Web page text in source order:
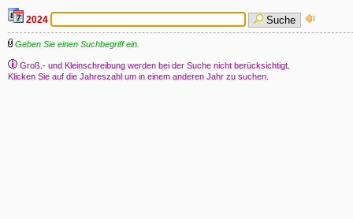
2024 Suche
Geben Sie einen Suchbegriff ein.
Groß.- und Kleinschreibung werden bei der Suche nicht berücksichtigt.
Klicken Sie auf die Jahreszahl um in einem anderen Jahr zu suchen.